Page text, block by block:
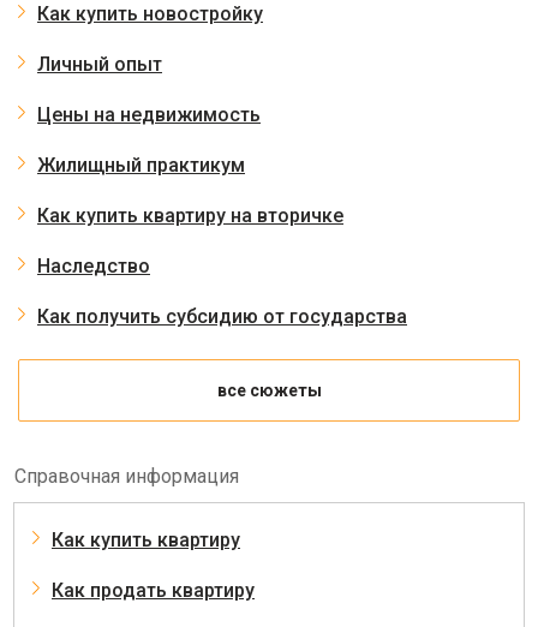
Как купить новостройку
Личный опыт
Цены на недвижимость
Жилищный практикум
Как купить квартиру на вторичке
Наследство
Как получить субсидию от государства
все сюжеты
Справочная информация
Как купить квартиру
Как продать квартиру